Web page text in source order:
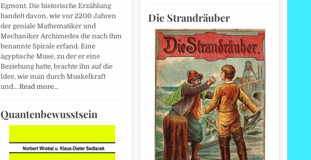
Egmont. Die historische Erzählung
handelt davon, wie vor 2200 Jahren
der geniale Mathematiker und
Mechaniker Archimedes die nach ihm
benannte Spirale erfand. Eine
ägyptische Muse, zu der er eine
Beziehung hatte, brachte ihn auf die
Idee, wie man durch Muskelkraft
und… Read more…
Quantenbewusstsein
Die Strandräuber